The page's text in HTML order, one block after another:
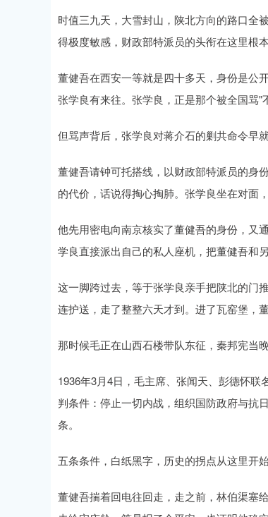
时值三九天，大雪封山，陕北方向的路口全
得极度敏感，财政部特派员的头衔在这里根本
董健吾在西安一等就是四十多天，身份是公
张学良有来往。张学良，正是那个被全国骂"
但骂声背后，张学良对蒋介石的剿共命令早就
董健吾请钟可托搭线，以财政部特派员的身
的代价，话说得掏心掏肺。张学良坐在对面
他先用密电向南京核实了董健吾的身份，又
学良直接派出自己的私人座机，把董健吾和
这一脚跨过去，等于张学良亲手把陕北的门
连护送，走了整整六天才到。进了瓦窑堡，
那时候毛正在山西石楼带队东征，秦邦宪当
1936年3月4日，毛主席、张闻天、彭德怀
判条件：停止一切内战，组织国防政府与抗
条。
五条条件，白纸黑字，历史的拐点从这里开始
董健吾揣着回电往回走，走之前，林伯渠塞